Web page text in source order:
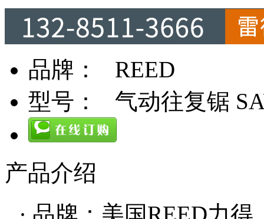
品牌：
REED
型号：
气动往复锯
产品介绍